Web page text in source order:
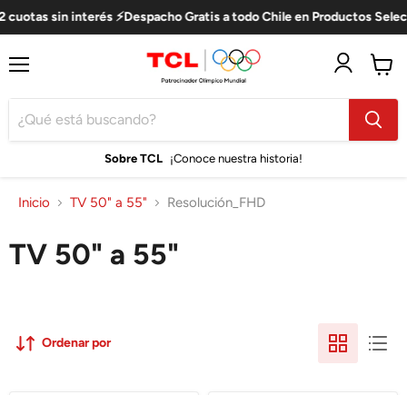
cuotas sin interés ⚡Despacho Gratis a todo Chile en Productos
Sobre TCL ¡Conoce nuestra historia!
carro
Inicio TV 50" a 55" Resolución_FHD
TV 50" a 55"
Ordenar por